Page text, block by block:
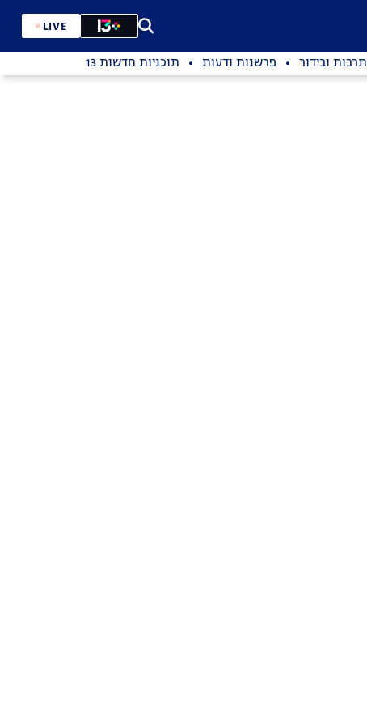
LIVE
תרבות ובידור פרשנות ודעות תוכניות חדשות 13